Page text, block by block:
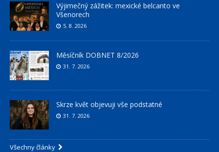
Výjimečný zážitek: mexické belcanto ve
Všenorech
5. 8. 2026
Měsíčník DOBNET 8/2026
31. 7. 2026
Skrze květ objevuji vše podstatné
31. 7. 2026
Všechny články